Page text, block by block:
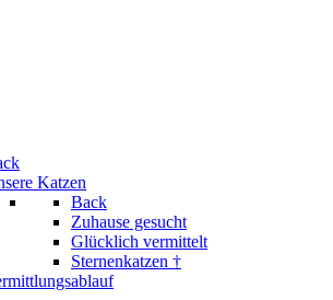
Katzen
Back
Zuhause gesucht
Glücklich vermittelt
Sternenkatzen †